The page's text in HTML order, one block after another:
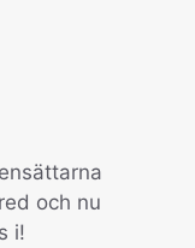
och nu
i!